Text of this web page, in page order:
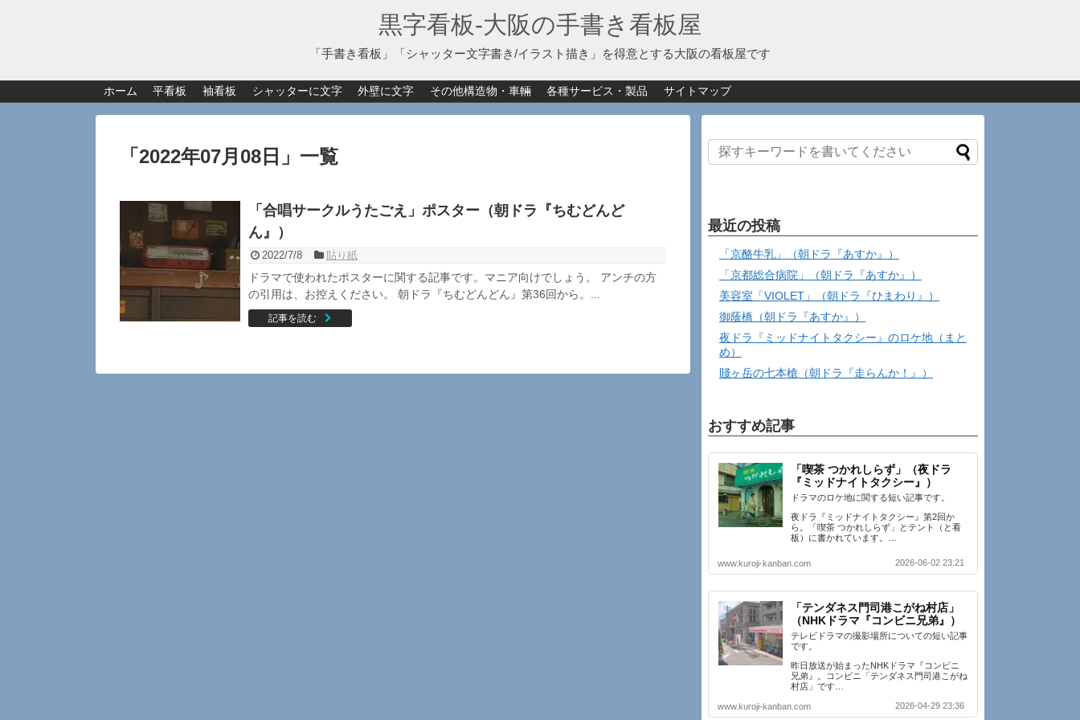
黒字看板‐大阪の手書き看板屋
「手書き看板」「シャッター文字書き/イラスト描き」を得意とする大阪の看板屋です
ホーム 平看板 袖看板 シャッターに文字 外壁に文字 その他構造物・車輛 各種サービス・製品 サイトマップ
「 2022年07月08日 」 一覧
「合唱サークルうたごえ」ポスター（朝ドラ『ちむどんど
ん』）
2022/7/8 貼り紙
ドラマで使われたポスターに関する記事です。マニア向けでしょう。 アンチの方
の引用は、お控えください。 朝ドラ『ちむどんどん』第36回から。...
記事を読む
最近の投稿
「京酪牛乳」（朝ドラ『あすか』）
「京都総合病院」（朝ドラ『あすか』）
美容室「VIOLET」（朝ドラ『ひまわり』）
御蔭橋（朝ドラ『あすか』）
夜ドラ『ミッドナイトタクシー』のロケ地（まと
め）
賤ヶ岳の七本槍（朝ドラ『走らんか！』）
おすすめ記事
「喫茶 つかれしらず」（夜ドラ
『ミッドナイトタクシー』）
ドラマのロケ地に関する短い記事です。
夜ドラ『ミッドナイトタクシー』第2回か
ら。「喫茶 つかれしらず」とテント（と看
板）に書かれています。…
www.kuroji-kanban.com 2026-06-02 23:21
「テンダネス門司港こがね村店」
（NHKドラマ『コンビニ兄弟』）
テレビドラマの撮影場所についての短い記事
です。
昨日放送が始まったNHKドラマ『コンビニ
兄弟』。コンビニ「テンダネス門司港こがね
村店」です…
www.kuroji-kanban.com 2026-04-29 23:36